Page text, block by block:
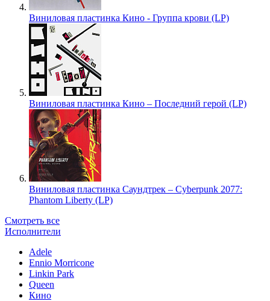
Виниловая пластинка Кино - Группа крови (LP)
Виниловая пластинка Кино – Последний герой (LP)
Виниловая пластинка Саундтрек – Cyberpunk 2077:
Phantom Liberty (LP)
Смотреть все
Исполнители
Adele
Ennio Morricone
Linkin Park
Queen
Кино